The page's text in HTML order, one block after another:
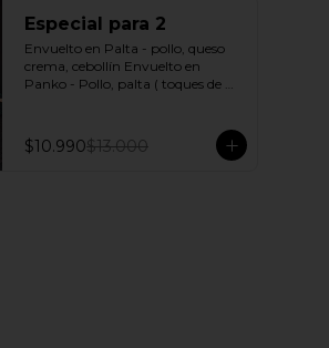
Especial para 2
Envuelto en Palta - pollo, queso
crema, cebollín Envuelto en
Panko - Pollo, palta ( toques de
Agridulce Bless - 2 Salsa soya
$10.990$13.000